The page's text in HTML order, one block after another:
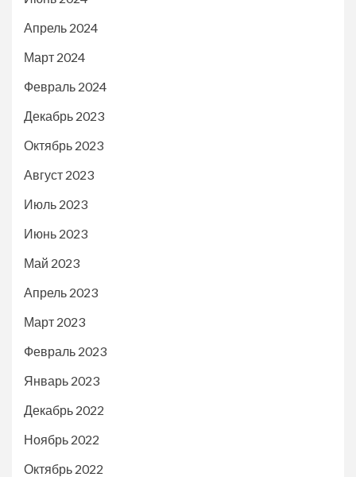
Апрель 2024
Март 2024
Февраль 2024
Декабрь 2023
Октябрь 2023
Август 2023
Июль 2023
Июнь 2023
Май 2023
Апрель 2023
Март 2023
Февраль 2023
Январь 2023
Декабрь 2022
Ноябрь 2022
Октябрь 2022